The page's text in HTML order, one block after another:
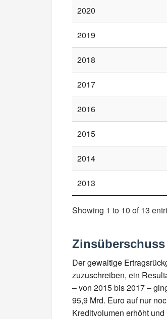
2020
2019
2018
2017
2016
2015
2014
2013
Showing 1 to 10 of 13
Zinsüberschuss
Der gewaltige
zuzuschreiben, ein
– von 2015 bis 2017 –
95,9 Mrd. Euro auf nur
Kreditvolumen erhöht